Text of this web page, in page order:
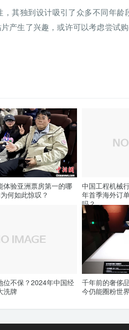
其独到设计吸引了众多不同年龄
产生了兴趣，或许可以考虑尝试
体验亚洲票房第一的哪
何如此惊叹？
中国工程机械
年首季海外订
吗？
位不保？2024年中国经
洗牌
千年前的奢侈
今仍能圈粉世